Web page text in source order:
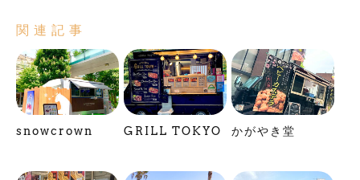
関連記事
snowcrown GRILL TOKYO かがやき堂